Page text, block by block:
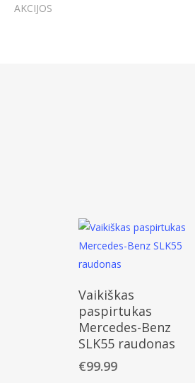
AKCIJOS
Vaikiškas
paspirtukas
Mercedes-Benz
SLK55 raudonas
€99.99